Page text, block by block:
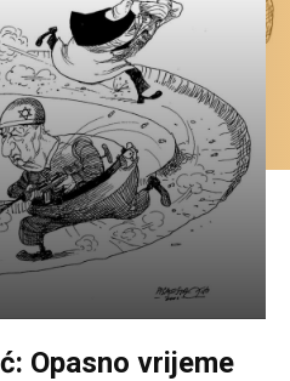
Opasno vrijeme